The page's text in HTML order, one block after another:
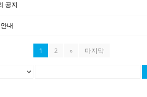
공지
내
1 2 » 마지막